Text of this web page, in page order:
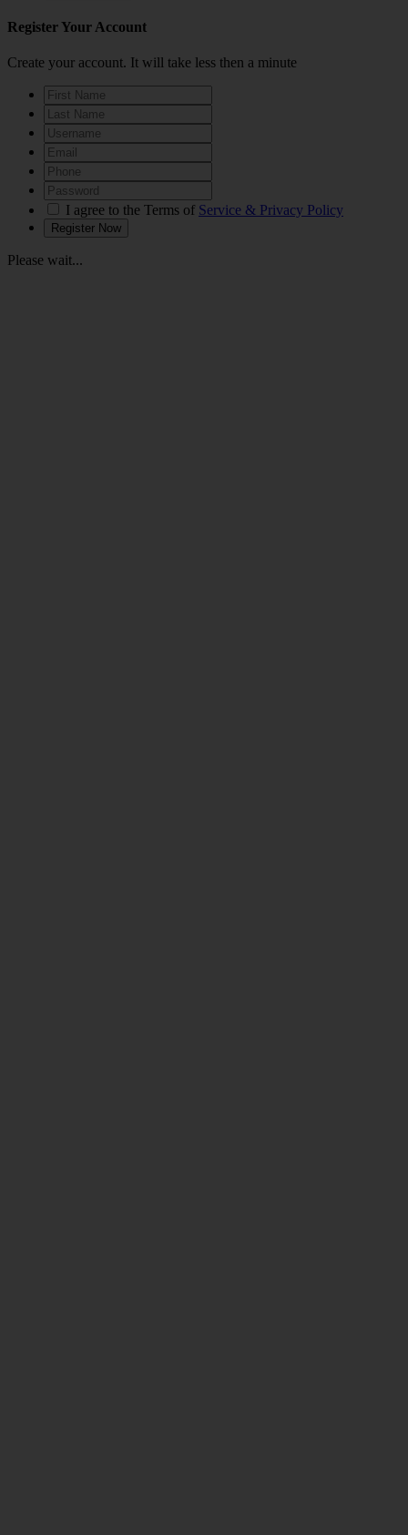
Register Your Account
Create your account. It will take less then a minute
I agree to the Terms of Service & Privacy Policy
Please wait...